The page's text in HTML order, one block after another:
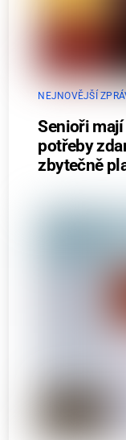
NEJNOVĚJŠÍ
Senioři
potřeby
zbytečně